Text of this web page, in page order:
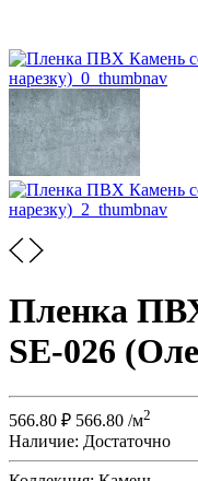
Пленка
SE-026
566.80 ₽ 566.80 /м2
Наличие: Достаточно